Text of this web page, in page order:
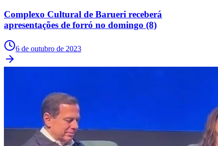
Complexo Cultural de Barueri receberá
apresentações de forró no domingo (8)
6 de outubro de 2023